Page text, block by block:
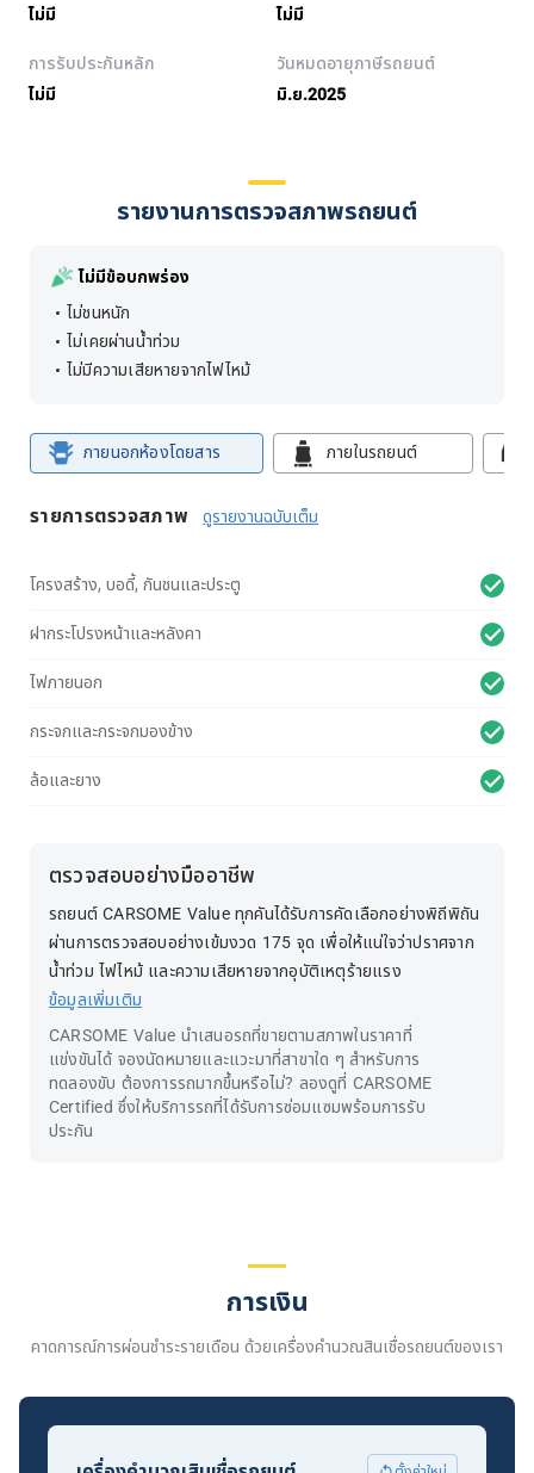
ไม่มี
ไม่มี
การรับประกันหลัก
ไม่มี
วันหมดอายุภาษีรถยนต์
มิ.ย.2025
รายงานการตรวจสภาพรถยนต์
ไม่มีข้อบกพร่อง
ไม่ชนหนัก
ไม่เคยผ่านน้ำท่วม
ไม่มีความเสียหายจากไฟไหม้
ภายนอกห้องโดยสาร ภายในรถยนต์
รายการตรวจสภาพ ดูรายงานฉบับเต็ม
โครงสร้าง, บอดี้, กันชนและประตู
ฝากระโปรงหน้าและหลังคา
ไฟภายนอก
กระจกและกระจกมองข้าง
ล้อและยาง
ตรวจสอบอย่างมืออาชีพ
รถยนต์ CARSOME Value ทุกคันได้รับการคัดเลือกอย่างพิถีพิถัน
ผ่านการตรวจสอบอย่างเข้มงวด 175 จุด เพื่อให้แน่ใจว่าปราศจาก
น้ำท่วม ไฟไหม้ และความเสียหายจากอุบัติเหตุร้ายแรง
ข้อมูลเพิ่มเติม
CARSOME Value นำเสนอรถที่ขายตามสภาพในราคาที่
แข่งขันได้ จองนัดหมายและแวะมาที่สาขาใด ๆ สำหรับการ
ทดลองขับ ต้องการรถมากขึ้นหรือไม่? ลองดูที่ CARSOME
Certified ซึ่งให้บริการรถที่ได้รับการซ่อมแซมพร้อมการรับ
ประกัน
การเงิน
คาดการณ์การผ่อนชำระรายเดือน ด้วยเครื่องคำนวณสินเชื่อรถยนต์ของเรา